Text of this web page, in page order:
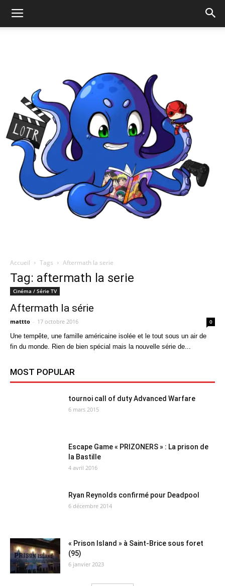
Quatregeek
Accueil Tags Aftermath la serie
Tag: aftermath la serie
Cinéma / Série TV
Aftermath la série
mattto - 17 octobre 2016 0
Une tempête, une famille américaine isolée et le tout sous un air de
fin du monde. Rien de bien spécial mais la nouvelle série de...
MOST POPULAR
tournoi call of duty Advanced Warfare
6 mars 2015
Escape Game « PRIZONERS » : La prison de
la Bastille
4 avril 2016
Ryan Reynolds confirmé pour Deadpool
6 décembre 2014
« Prison Island » à Saint-Brice sous foret
(95)
6 janvier 2023